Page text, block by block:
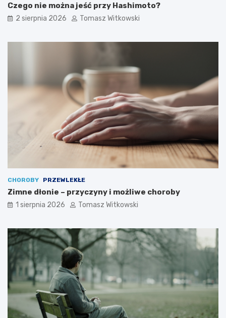
Czego nie można jeść przy Hashimoto?
2 sierpnia 2026 Tomasz Witkowski
CHOROBY PRZEWLEKŁE
Zimne dłonie – przyczyny i możliwe choroby
1 sierpnia 2026 Tomasz Witkowski